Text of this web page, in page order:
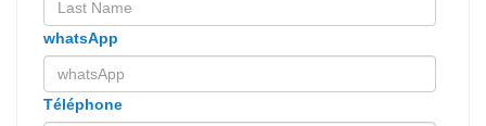
whatsApp
Téléphone